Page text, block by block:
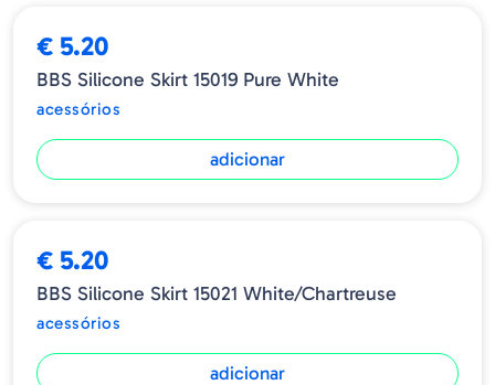
€ 5.20
BBS Silicone Skirt 15019 Pure White
acessórios
adicionar
€ 5.20
BBS Silicone Skirt 15021 White/Chartreuse
acessórios
adicionar